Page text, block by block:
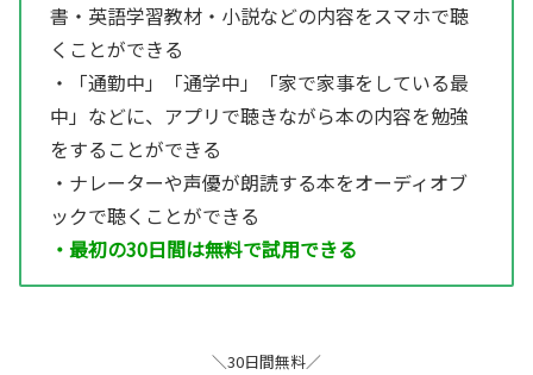
書・英語学習教材・小説などの内容をスマホで聴
くことができる
・「通勤中」「通学中」「家で家事をしている最
中」などに、アプリで聴きながら本の内容を勉強
をすることができる
・ナレーターや声優が朗読する本をオーディオブ
ックで聴くことができる
・最初の30日間は無料で試用できる
＼30日間無料／